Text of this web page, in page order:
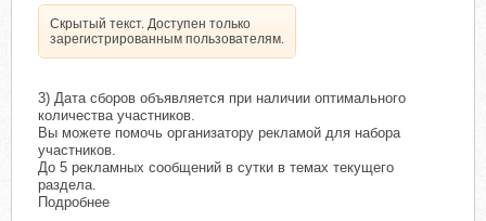
Скрытый текст. Доступен только
зарегистрированным пользователям.
3) Дата сборов объявляется при наличии оптимального
количества участников.
Вы можете помочь организатору рекламой для набора
участников.
До 5 рекламных сообщений в сутки в темах текущего
раздела.
Подробнее